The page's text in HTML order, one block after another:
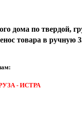
дома по твердой,
товара в ручную
- ИСТРА